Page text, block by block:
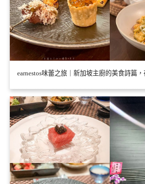
earnestos味蕾之旅｜新加坡主廚的美食詩篇